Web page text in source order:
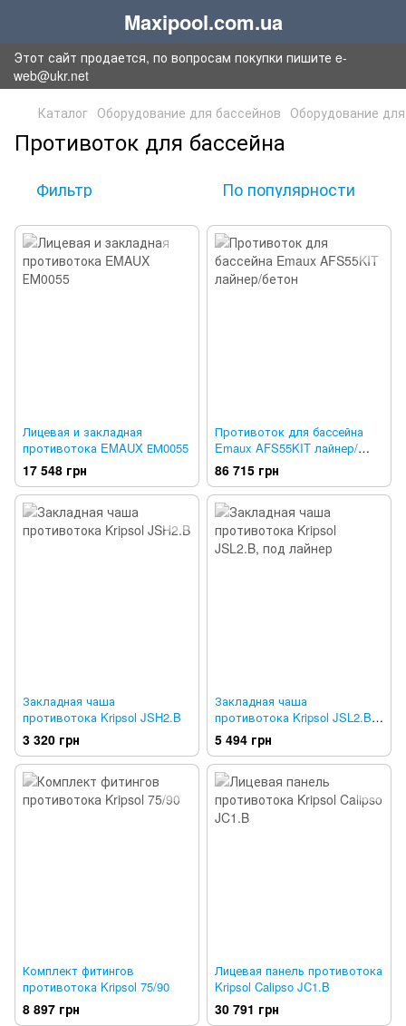
Maxipool.com.ua
Этот сайт продается, по вопросам покупки пишите e-
web@ukr.net
Каталог Оборудование для бассейнов Оборудование
Противоток для бассейна
Фильтр По популярности
Лицевая и закладная
противотока EMAUX ЕМ0055
17 548 грн
Противоток для бассейна
Emaux AFS55KIT лайнер/
бетон
86 715 грн
Закладная чаша
противотока Kripsol JSH2.B
3 320 грн
Закладная чаша
противотока Kripsol JSL2.B,
под лайнер
5 494 грн
Комплект фитингов
противотока Kripsol 75/90
8 897 грн
Лицевая панель противотока
Kripsol Calipso JC1.B
30 791 грн